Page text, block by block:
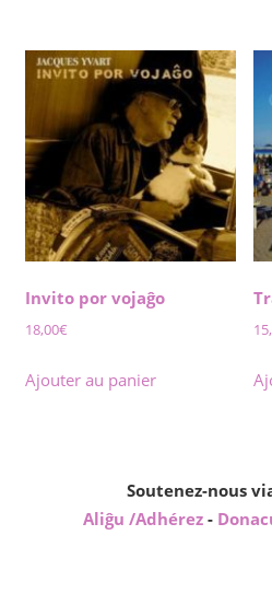
Invito por vojaĝo
18,00€
Ajouter au panier
Soutenez-nous
Aliĝu /Adhérez -